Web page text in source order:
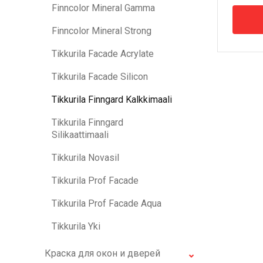
Finncolor Mineral Gamma
Finncolor Mineral Strong
Tikkurila Facade Acrylate
Tikkurila Facade Silicon
Tikkurila Finngard Kalkkimaali
Tikkurila Finngard
Silikaattimaali
Tikkurila Novasil
Tikkurila Prof Facade
Tikkurila Prof Facade Aqua
Tikkurila Yki
Краска для окон и дверей